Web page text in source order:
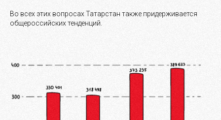
Во всех этих вопросах Татарстан также придерживается
общероссийских тенденций.